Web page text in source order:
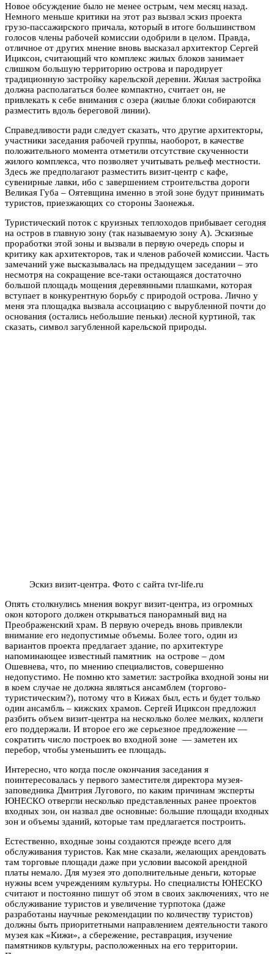
Новое обсуждение было не менее острым, чем месяц назад.
Немного меньше критики на этот раз вызвал эскиз проекта
грузо-пассажирского причала, который в итоге большинством
голосов члены рабочей комиссии одобрили в целом. Правда,
отличное от других мнение вновь высказал архитектор Сергей
Ициксон, считающий что комплекс жилых блоков занимает
слишком большую территорию острова и пародирует
традиционную застройку карельской деревни. Жилая застройка
должна располагаться более компактно, считает он, не
привлекать к себе внимания с озера (жилые блоки собираются
разместить вдоль береговой линии).
Справедливости ради следует сказать, что другие архитекторы,
участники заседания рабочей группы, наоборот, в качестве
положительного момента отметили отсутствие скученности
жилого комплекса, что позволяет учитывать рельеф местности.
Здесь же предполагают разместить визит-центр с кафе,
сувенирные лавки, ибо с завершением строительства дороги
Великая Губа – Оятевщина именно в этой зоне будут принимать
туристов, приезжающих со стороны Заонежья.
Туристический поток с круизных теплоходов прибывает сегодня
на остров в главную зону (так называемую зону А). Эскизные
проработки этой зоны и вызвали в первую очередь споры и
критику как архитекторов, так и членов рабочей комиссии. Часть
замечаний уже высказывалась на предыдущем заседании – это
несмотря на сокращение все-таки остающаяся достаточно
большой площадь мощения деревянными плашками, которая
вступает в конкурентную борьбу с природой острова. Лично у
меня эта площадка вызвала ассоциацию с вырубленной почти до
основания (остались небольшие пеньки) лесной куртиной, так
сказать, символ загубленной карельской природы.
Эскиз визит-центра. Фото с сайта tvr-life.ru
Опять столкнулись мнения вокруг визит-центра, из огромных
окон которого должен открываться панорамный вид на
Преображенский храм. В первую очередь вновь привлекли
внимание его недопустимые объемы. Более того, один из
вариантов проекта предлагает здание, по архитектуре
напоминающее известный памятник на острове – дом
Ошевнева, что, по мнению специалистов, совершенно
недопустимо. Не помню кто заметил: застройка входной зоны ни
в коем случае не должна являться ансамблем (торгово-
туристическим?), потому что в Кижах был, есть и будет только
один ансамбль – кижских храмов. Сергей Ициксон предложил
разбить объем визит-центра на несколько более мелких, коллеги
его поддержали. И второе его же серьезное предложение —
сократить число построек во входной зоне — заметен их
перебор, чтобы уменьшить ее площадь.
Интересно, что когда после окончания заседания я
поинтересовалась у первого заместителя директора музея-
заповедника Дмитрия Лугового, по каким причинам эксперты
ЮНЕСКО отвергли несколько представленных ранее проектов
входных зон, он назвал две основные: большие площади входных
зон и объемы зданий, которые там предлагается построить.
Естественно, входные зоны создаются прежде всего для
обслуживания туристов. Как мне сказали, желающих арендовать
там торговые площади даже при условии высокой арендной
платы немало. Для музея это дополнительные деньги, которые
нужны всем учреждениям культуры. Но специалисты ЮНЕСКО
считают и постоянно пишут об этом в своих заключениях, что не
обслуживание туристов и увеличение турпотока (даже
разработаны научные рекомендации по количеству туристов)
должны быть приоритетными направлением деятельности такого
музея как «Кижи», а сбережение, реставрация, изучение
памятников культуры, расположенных на его территории.